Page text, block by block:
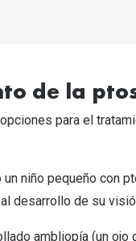
de la
para el
niño pequeño con
al desarrollo de su
ambliopía (un